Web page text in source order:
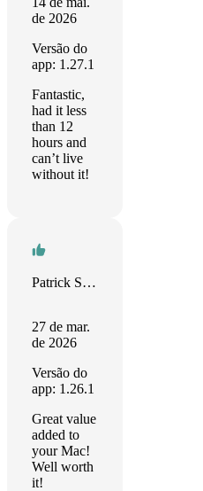
de 2026
Versão do
app: 1.27.1
Fantastic,
had it less
than 12
hours and
can’t live
without it!
Patrick Samson
27 de mar.
de 2026
Versão do
app: 1.26.1
Great value
added to
your Mac!
Well worth
it!